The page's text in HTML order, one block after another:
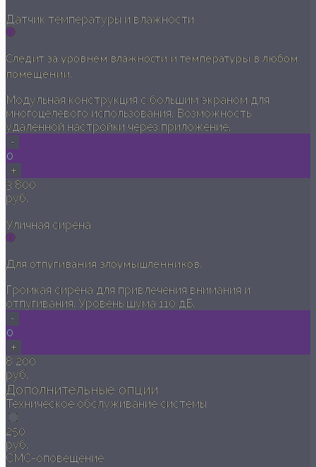
Датчик температуры и влажности
Следит за уровнем влажности и температуры в любом
помещении.
Модульная конструкция с большим экраном для
многоцелевого использования. Возможность
удаленной настройки через приложение.
-
0
+
3 800
руб.
Уличная сирена
Для отпугивания злоумышленников.
Громкая сирена для привлечения внимания и
отпугивания. Уровень шума 110 дБ.
-
0
+
8 200
руб.
Дополнительные опции
Техническое обслуживание системы
250
руб.
СМС-оповещение